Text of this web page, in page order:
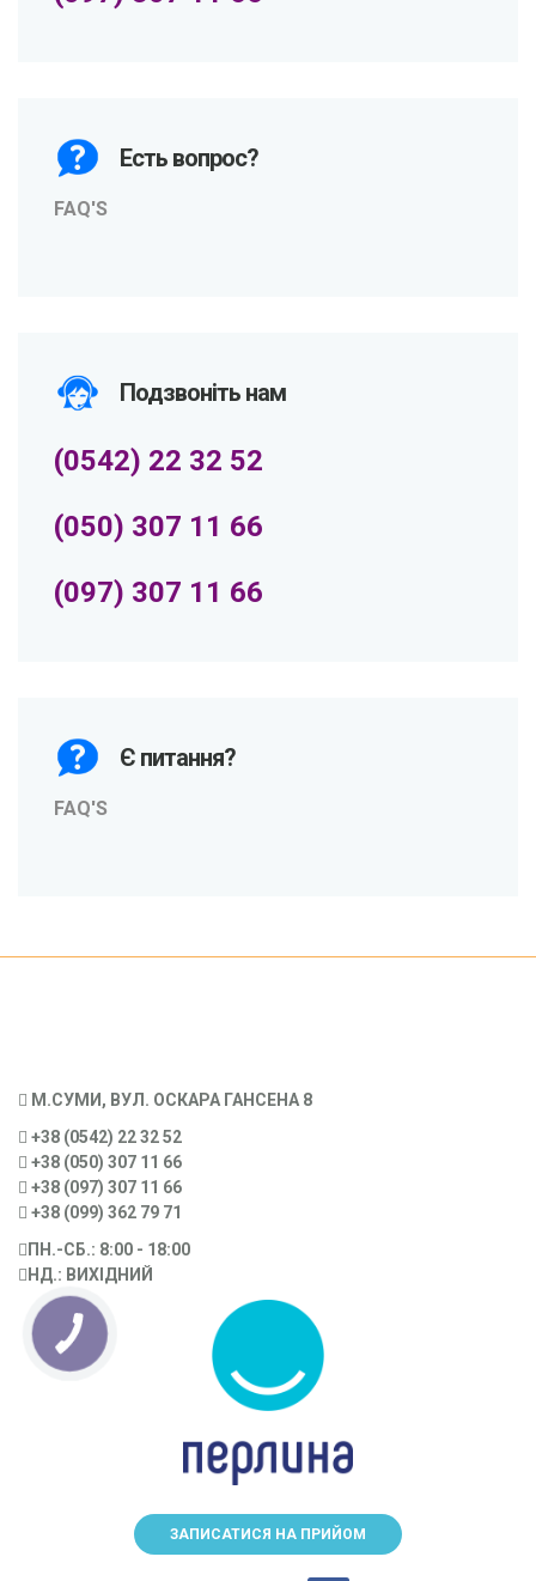
Есть вопрос?
FAQ'S
Подзвоніть нам
(0542) 22 32 52
(050) 307 11 66
(097) 307 11 66
Є питання?
FAQ'S
М.СУМИ, ВУЛ. ОСКАРА ГАНСЕНА 8
+38 (0542) 22 32 52
+38 (050) 307 11 66
+38 (097) 307 11 66
+38 (099) 362 79 71
ПН.-CБ.: 8:00 - 18:00
НД.: ВИХІДНИЙ
ЗАПИСАТИСЯ НА ПРИЙОМ
КНОПКА
ЗВ'ЯЗКУ